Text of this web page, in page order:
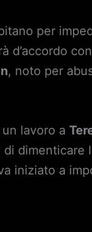
per
d’accordo
, noto per
lavoro a
dimenticare
iniziato a